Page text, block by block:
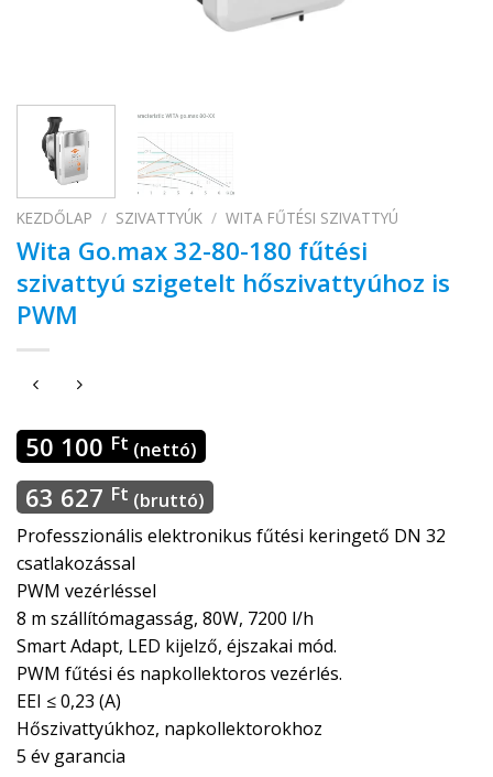
KEZDŐLAP / SZIVATTYÚK / WITA FŰTÉSI SZIVATTYÚ
Wita Go.max 32-80-180 fűtési
szivattyú szigetelt hőszivattyúhoz is
PWM
50 100 Ft (nettó)
63 627 Ft (bruttó)
Professzionális elektronikus fűtési keringető DN 32
csatlakozással
PWM vezérléssel
8 m szállítómagasság, 80W, 7200 l/h
Smart Adapt, LED kijelző, éjszakai mód.
PWM fűtési és napkollektoros vezérlés.
EEI ≤ 0,23 (A)
Hőszivattyúkhoz, napkollektorokhoz
5 év garancia